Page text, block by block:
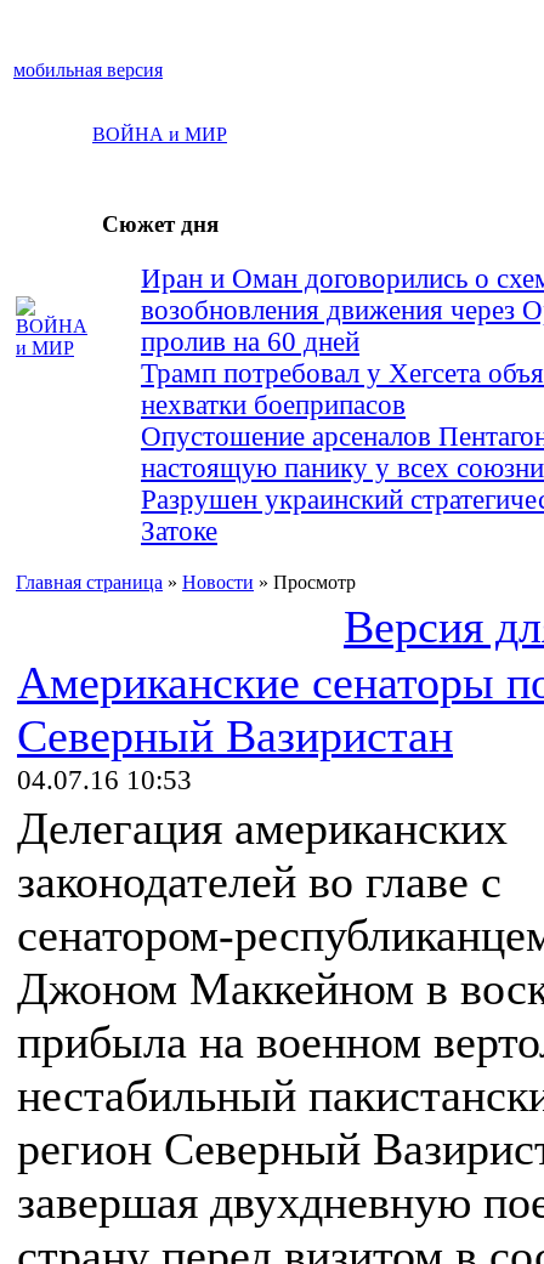
мобильная версия
ВОЙНА и МИР
Сюжет дня
Иран и Оман договорились о
возобновления движения через
пролив на 60 дней
Трамп потребовал у Хегсета
нехватки боеприпасов
Опустошение арсеналов
настоящую панику у всех
Разрушен украинский
Затоке
Главная страница » Новости » Просмотр
Версия
Американские сенаторы
Северный Вазиристан
04.07.16 10:53
Делегация американских
законодателей во главе с
сенатором-
Джоном Маккейном в
прибыла на военном
нестабильный
регион Северный
завершая двухдневную